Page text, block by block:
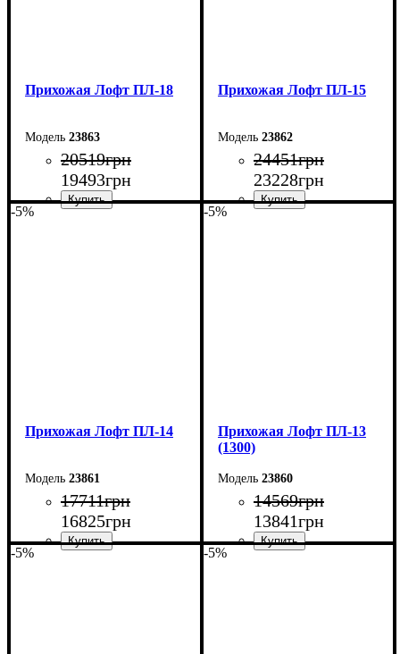
Прихожая Лофт ПЛ-18
23863
20519грн
19493грн
Прихожая Лофт ПЛ-15
23862
24451грн
23228грн
-5%
Прихожая Лофт ПЛ-14
23861
17711грн
16825грн
-5%
Прихожая Лофт ПЛ-13
(1300)
23860
14569грн
13841грн
-5% -5%